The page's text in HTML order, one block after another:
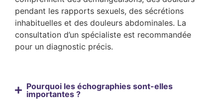
pendant les rapports sexuels, des sécrétions
inhabituelles et des douleurs abdominales. La
consultation d’un spécialiste est recommandée
pour un diagnostic précis.
Pourquoi les échographies sont-elles
importantes ?